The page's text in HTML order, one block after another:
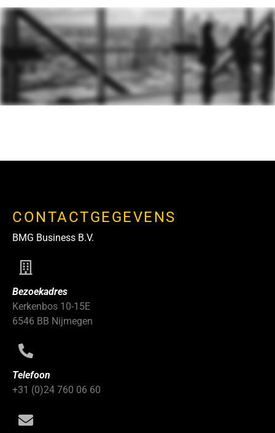
CONTACTGEGEVENS
BMG Business B.V.
Bezoekadres
Kerkenbos 10-15E
6546 BB Nijmegen
Telefoon
+31 (0)24 760 06 60